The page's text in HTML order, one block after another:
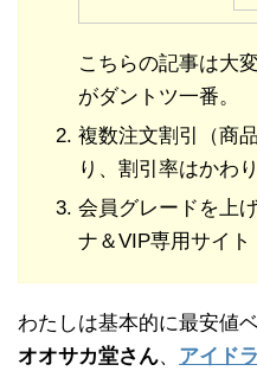
こちらの記事は大
がダントツ一番。
複数注文割引（商
り、割引率はかわり
会員グレードを上
ナ＆VIP専用サイト
わたしは基本的に最安値
オオサカ堂さん、 アイド